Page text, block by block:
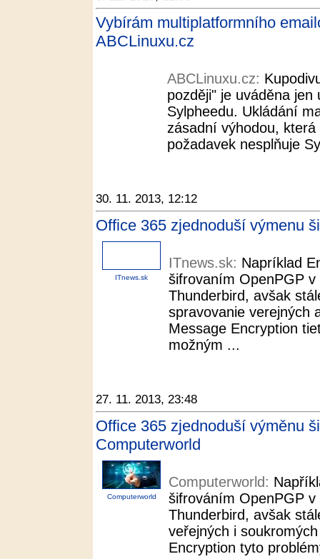
Vybírám multiplatformního
ABCLinuxu.cz
ABCLinuxu.cz:
později" je uváděna jen
Sylpheedu. Ukládání
zásadní výhodou,
požadavek nesplňuje
30. 11. 2013, 12:12
Office 365 zjednoduší výmenu
ITnews.sk
ITnews.sk: Napríklad
šifrovaním OpenPGP
Thunderbird, avšak
spravovanie verejných
Message Encryption
možným ...
27. 11. 2013, 23:48
Office 365 zjednoduší výměnu
Computerworld
Computerworld
Computerworld:
šifrováním OpenPGP
Thunderbird, avšak
veřejných i
Encryption tyto